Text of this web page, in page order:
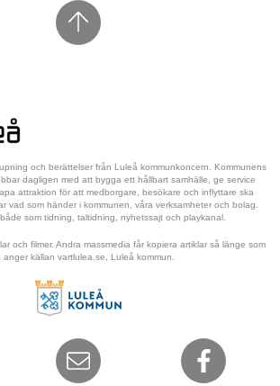
och berättelser från Luleå kommunkoncern. Kommunens
dagligen med att bygga ett hållbart samhälle, ge service
attraktion för att medborgare, besökare och inflyttare ska
vad som händer i kommunen, våra verksamheter och bolag.
som tidning, taltidning, nyhetssajt och playkanal.
och filmer. Andra massmedia får kopiera artiklar så länge som
anger källan vartlulea.se, Luleå kommun.